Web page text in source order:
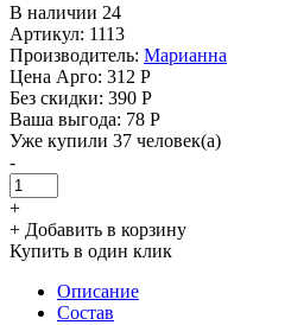
В наличии 24
Артикул: 1113
Производитель: Марианна
Цена Арго: 312 Р
Без скидки: 390 Р
Ваша выгода: 78 Р
Уже купили 37 человек(а)
-
+
+ Добавить в корзину
Купить в один клик
Описание
Состав